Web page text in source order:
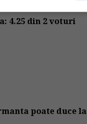
4.25din 2voturi
poate duce